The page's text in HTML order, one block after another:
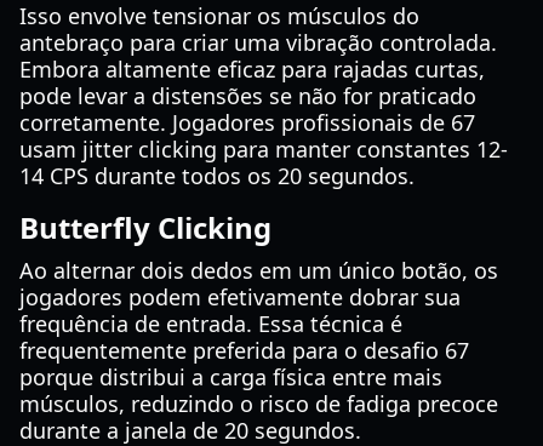
Isso envolve tensionar os músculos do
antebraço para criar uma vibração controlada.
Embora altamente eficaz para rajadas curtas,
pode levar a distensões se não for praticado
corretamente. Jogadores profissionais de 67
usam jitter clicking para manter constantes 12-
14 CPS durante todos os 20 segundos.
Butterfly Clicking
Ao alternar dois dedos em um único botão, os
jogadores podem efetivamente dobrar sua
frequência de entrada. Essa técnica é
frequentemente preferida para o desafio 67
porque distribui a carga física entre mais
músculos, reduzindo o risco de fadiga precoce
durante a janela de 20 segundos.